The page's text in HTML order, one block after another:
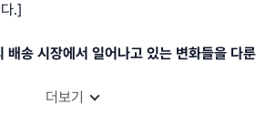
.]
배송 시장에서 일어나고 있는 변화들을 다룬
더보기